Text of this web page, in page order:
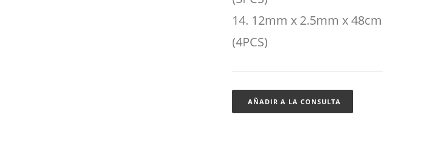
14. 12mm x 2.5mm x 48cm
(4PCS)
AÑADIR A LA CONSULTA